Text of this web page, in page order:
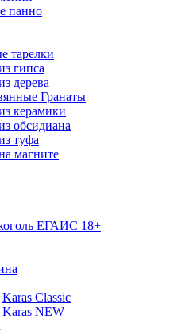
панно
тарелки
гипса
дерева
Гранаты
керамики
обсидиана
туфа
магните
ЕГАИС 18+
Karas Classic
Karas NEW